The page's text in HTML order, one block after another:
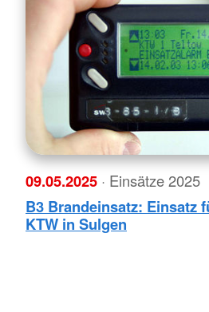
09.05.2025 · Einsätze 2025
B3 Brandeinsatz: Einsatz
KTW in Sulgen